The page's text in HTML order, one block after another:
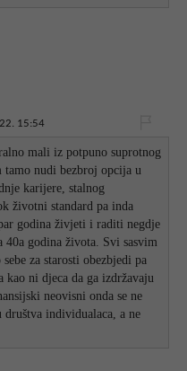
15:54
mali iz potpuno suprotnog
tamo nudi bezbroj opcija u
karijere, stalnog
životni standard pa inda
godina živjeti i raditi negdje
40a godina života. Svi sasvim
za starosti obezbjedi pa
kao ni djeca da ga izdržavaju
neovisni onda se ne
individualaca, a ne